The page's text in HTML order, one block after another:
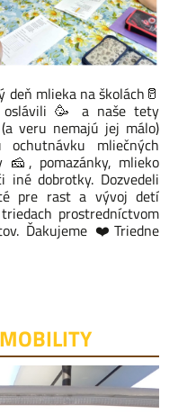
deň mlieka na školách 🥛
🥳 a naše tety
veru nemajú jej málo)
mliečných
🧀 , pomazánky, mlieko
dobrotky. Dozvedeli
pre rast a vývoj detí
prostredníctvom
Ďakujeme ❤️Triedne